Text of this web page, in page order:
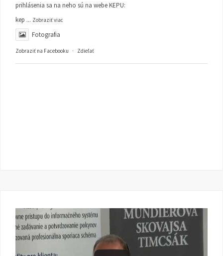
prihlásenia sa na neho sú na webe KEPU:
kep ... Zobraziť viac
Fotografia
Zobraziť na Facebooku · Zdieľať